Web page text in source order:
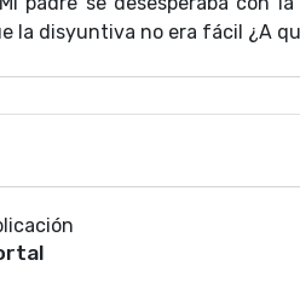
la disyuntiva no era fácil ¿A